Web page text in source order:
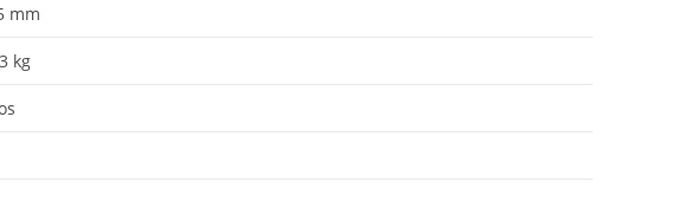
mm
kg